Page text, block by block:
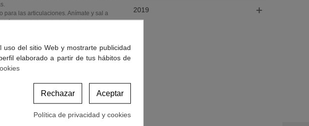
2019
para las articulaciones. Anímate y sal a
uno de los principales factores que
articulaciones se recuperen.
no distribuir el peso o la carga de
de agacharte y de coger peso o sentarte
Artículo anterior
del sitio Web y mostrarte publicidad
elaborado a partir de tus hábitos de
Aceptar
Rechazar
Política de privacidad y cookies